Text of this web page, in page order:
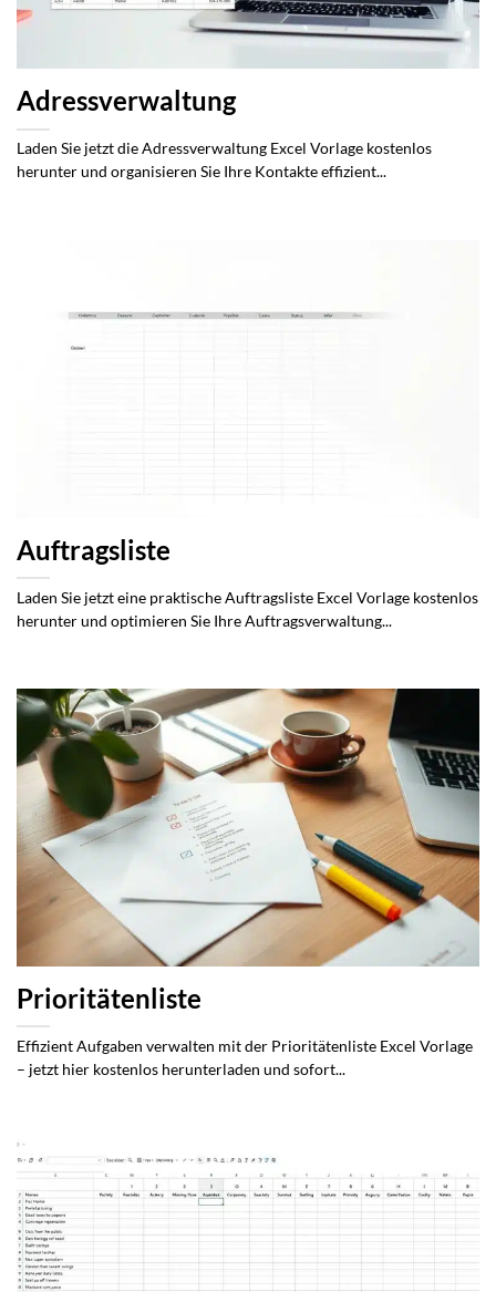
Adressverwaltung
Laden Sie jetzt die Adressverwaltung Excel Vorlage kostenlos
herunter und organisieren Sie Ihre Kontakte effizient...
Auftragsliste
Laden Sie jetzt eine praktische Auftragsliste Excel Vorlage kostenlos
herunter und optimieren Sie Ihre Auftragsverwaltung...
Prioritätenliste
Effizient Aufgaben verwalten mit der Prioritätenliste Excel Vorlage
– jetzt hier kostenlos herunterladen und sofort...